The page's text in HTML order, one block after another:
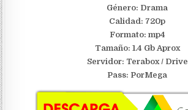
Género: Drama
Calidad: 720p
Formato: mp4
Tamaño: 1.4 Gb Aprox
Servidor: Terabox / Drive
Pass: PorMega